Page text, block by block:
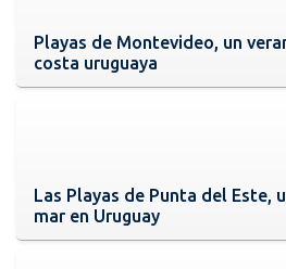
Playas de Montevideo, un
costa uruguaya
Las Playas de Punta del Este,
mar en Uruguay